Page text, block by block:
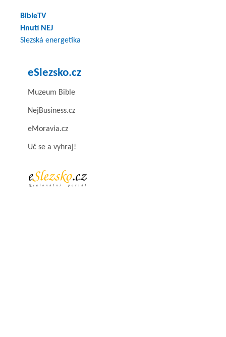
BibleTV
Hnutí NEJ
Slezská energetika
eSlezsko.cz
Muzeum Bible
NejBusiness.cz
eMoravia.cz
Uč se a vyhraj!